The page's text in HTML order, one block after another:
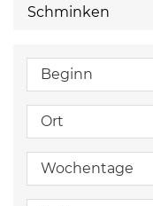
Schminken
Beginn
Ort
Wochentage